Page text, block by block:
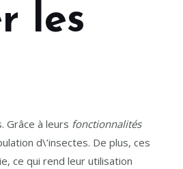
les
Grâce à leurs fonctionnalités
d\’insectes. De plus, ces
ce qui rend leur utilisation